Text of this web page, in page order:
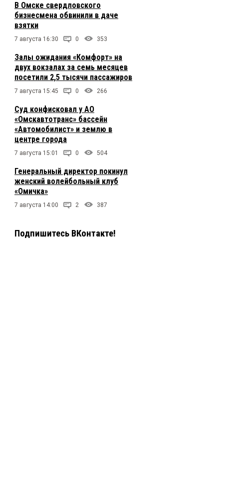
В Омске свердловского
бизнесмена обвинили в даче
взятки
7 августа 16:30 0 353
Залы ожидания «Комфорт» на
двух вокзалах за семь месяцев
посетили 2,5 тысячи пассажиров
7 августа 15:45 0 266
Суд конфисковал у АО
«Омскавтотранс» бассейн
«Автомобилист» и землю в
центре города
7 августа 15:01 0 504
Генеральный директор покинул
женский волейбольный клуб
«Омичка»
7 августа 14:00 2 387
Подпишитесь ВКонтакте!